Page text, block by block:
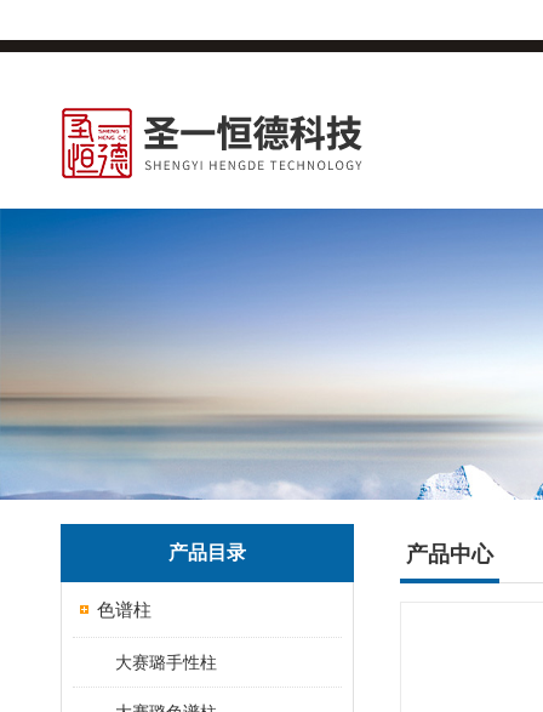
产品目录
色谱柱
大赛璐手性柱
产品中心